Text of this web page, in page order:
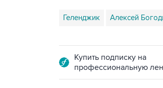
Геленджик Алексей
Купить подписку на
профессиональную